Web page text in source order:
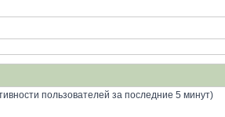
пользователей за последние 5 минут)